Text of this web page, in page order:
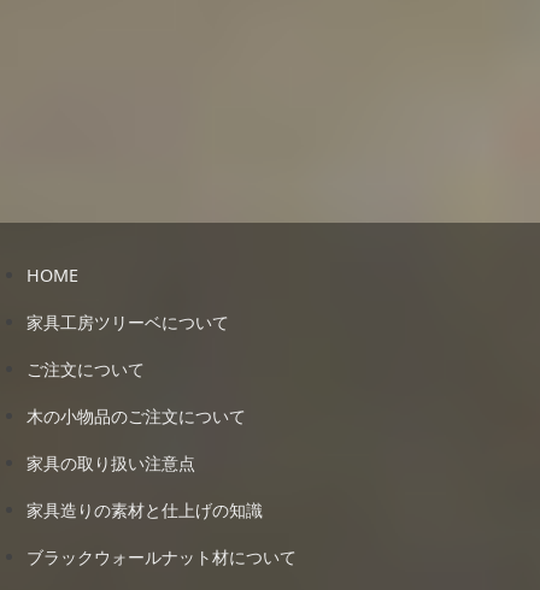
HOME
家具工房ツリーベについて
ご注文について
木の小物品のご注文について
家具の取り扱い注意点
家具造りの素材と仕上げの知識
ブラックウォールナット材について